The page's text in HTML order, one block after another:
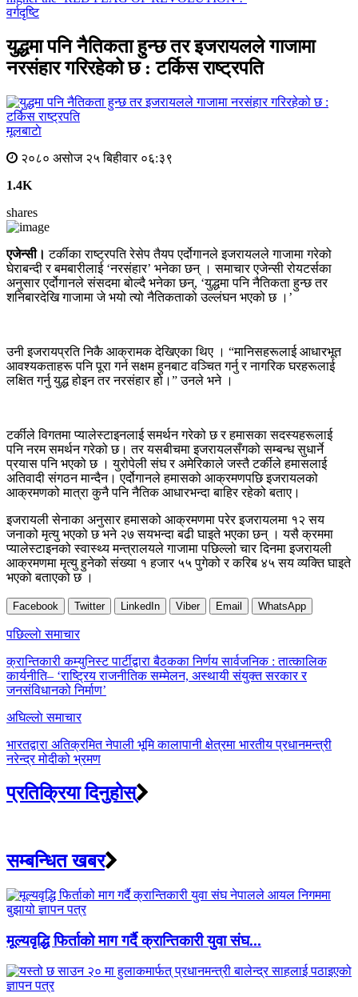
वर्गदृष्टि
युद्धमा पनि नैतिकता हुन्छ तर इजरायलले गाजामा
नरसंहार गरिरहेको छ : टर्किस राष्ट्रपति
मूलबाटाे
२०८० असोज २५ बिहीवार ०६:३९
1.4K
shares
एजेन्सी। टर्कीका राष्ट्रपति रेसेप तैयप एर्दोगानले इजरायलले गाजामा गरेको
घेराबन्दी र बमबारीलाई ‘नरसंहार’ भनेका छन् । समाचार एजेन्सी रोयटर्सका
अनुसार एर्दोगानले संसदमा बोल्दै भनेका छन्, ‘युद्धमा पनि नैतिकता हुन्छ तर
शनिबारदेखि गाजामा जे भयो त्यो नैतिकताको उल्लंघन भएको छ ।’
उनी इजरायप्रति निकै आक्रामक देखिएका थिए । “मानिसहरूलाई आधारभूत
आवश्यकताहरू पनि पूरा गर्न सक्षम हुनबाट वञ्चित गर्नु र नागरिक घरहरूलाई
लक्षित गर्नु युद्ध होइन तर नरसंहार हो।” उनले भने ।
टर्कीले विगतमा प्यालेस्टाइनलाई समर्थन गरेको छ र हमासका सदस्यहरूलाई
पनि नरम समर्थन गरेको छ। तर यसबीचमा इजरायलसँगको सम्बन्ध सुधार्ने
प्रयास पनि भएको छ । युरोपेली संघ र अमेरिकाले जस्तै टर्कीले हमासलाई
अतिवादी संगठन मान्दैन। एर्दोगानले हमासको आक्रमणपछि इजरायलको
आक्रमणको मात्रा कुनै पनि नैतिक आधारभन्दा बाहिर रहेको बताए।
इजरायली सेनाका अनुसार हमासको आक्रमणमा परेर इजरायलमा १२ सय
जनाको मृत्यु भएको छ भने २७ सयभन्दा बढी घाइते भएका छन् । यसै क्रममा
प्यालेस्टाइनको स्वास्थ्य मन्त्रालयले गाजामा पछिल्लो चार दिनमा इजरायली
आक्रमणमा मृत्यु हुनेको संख्या १ हजार ५५ पुगेको र करिब ४५ सय व्यक्ति घाइते
भएको बताएको छ ।
Facebook Twitter LinkedIn Viber Email WhatsApp
Post
navigation
पछिल्लाे समाचार
क्रान्तिकारी कम्युनिस्ट पार्टीद्वारा बैठकका निर्णय सार्वजनिक : तात्कालिक
कार्यनीति– ‘राष्ट्रिय राजनीतिक सम्मेलन, अस्थायी संयुक्त सरकार र
जनसंविधानको निर्माण’
अघिल्लाे समाचार
भारतद्वारा अतिक्रमित नेपाली भूमि कालापानी क्षेत्रमा भारतीय प्रधानमन्त्री
नरेन्द्र मोदीको भ्रमण
प्रतिक्रिया दिनुहोस्
सम्बन्धित खबर
मूल्यवृद्धि फिर्ताको माग गर्दै क्रान्तिकारी युवा संघ...